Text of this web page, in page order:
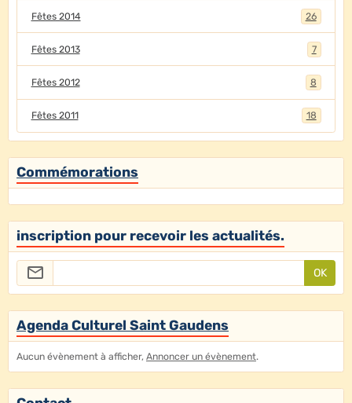
Fêtes 2014 26
Fêtes 2013 7
Fêtes 2012 8
Fêtes 2011 18
Commémorations
inscription pour recevoir les actualités.
OK
Agenda Culturel Saint Gaudens
Aucun évènement à afficher, Annoncer un évènement.